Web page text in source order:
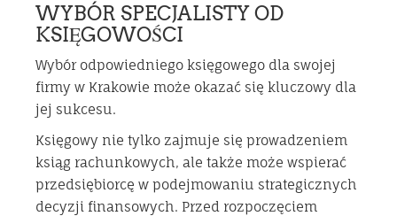
WYBÓR SPECJALISTY OD
KSIĘGOWOŚCI
Wybór odpowiedniego księgowego dla swojej
firmy w Krakowie może okazać się kluczowy dla
jej sukcesu.
Księgowy nie tylko zajmuje się prowadzeniem
ksiąg rachunkowych, ale także może wspierać
przedsiębiorcę w podejmowaniu strategicznych
decyzji finansowych. Przed rozpoczęciem